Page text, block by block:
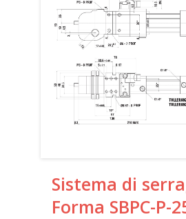
Sistema di
Forma SBPC-P-